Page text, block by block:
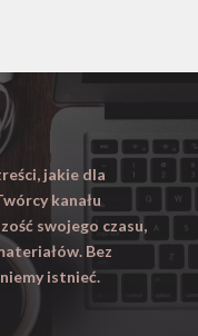
jakie dla
kanału
swojego czasu,
Bez
istnieć.